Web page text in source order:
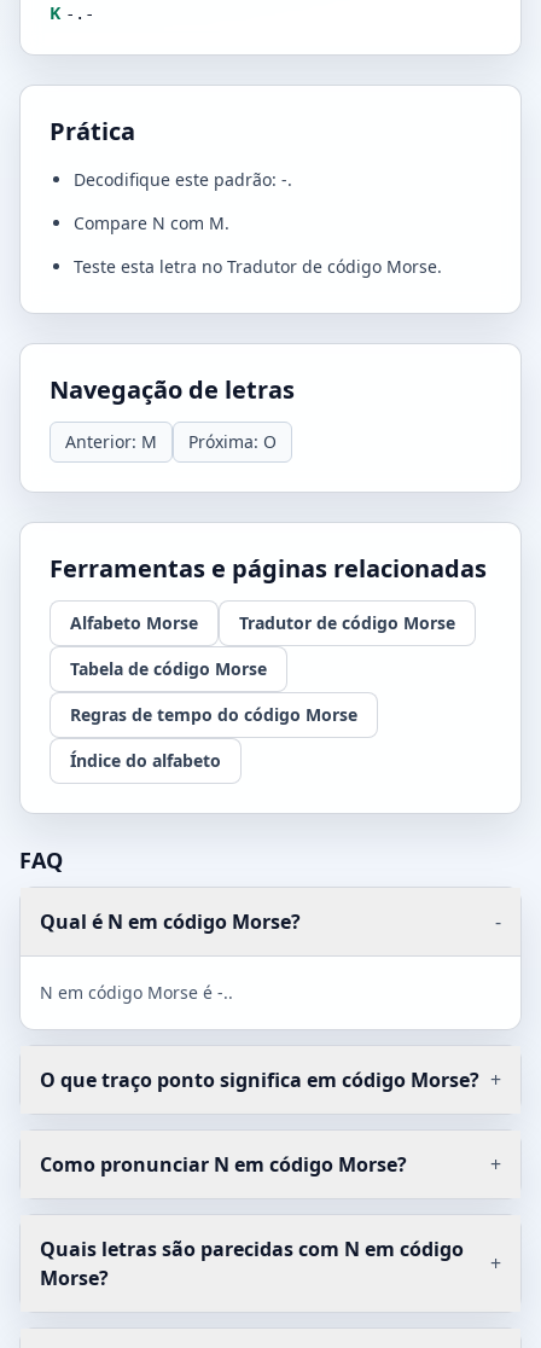
K -.-
Prática
Decodifique este padrão: -.
Compare N com M.
Teste esta letra no Tradutor de código Morse.
Navegação de letras
Anterior: M Próxima: O
Ferramentas e páginas relacionadas
Alfabeto Morse
Tradutor de código Morse
Tabela de código Morse
Regras de tempo do código Morse
Índice do alfabeto
FAQ
Qual é N em código Morse? -
N em código Morse é -..
O que traço ponto significa em código Morse? +
Como pronunciar N em código Morse? +
Quais letras são parecidas com N em código
Morse?
+